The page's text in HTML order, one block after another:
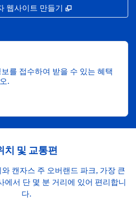
웹사이트 만들기 ,
를 접수하여 받을 수 있는 혜택
.
치 및 교통편
캔자스 주 오버랜드 파크, 가장 큰
에서 단 몇 분 거리에 있어 편리합니
다.